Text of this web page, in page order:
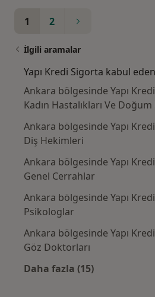
1 2
İlgili aramalar
Yapı Kredi Sigorta kabul
Ankara bölgesinde Yapı
Kadın Hastalıkları Ve
Ankara bölgesinde Yapı
Diş Hekimleri
Ankara bölgesinde Yapı
Genel Cerrahlar
Ankara bölgesinde Yapı
Psikologlar
Ankara bölgesinde Yapı
Göz Doktorları
Daha fazla (15)